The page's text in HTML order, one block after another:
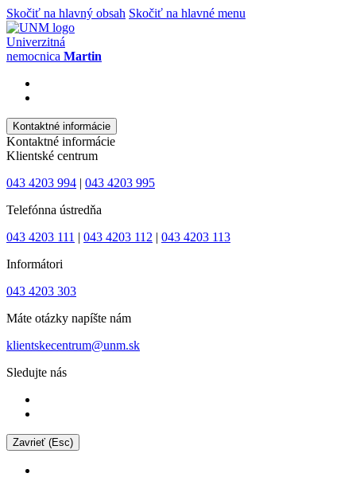
Skočiť na hlavný obsah Skočiť na hlavné menu
Univerzitná
nemocnica Martin
Kontaktné informácie
Kontaktné informácie
Klientské centrum
043 4203 994 | 043 4203 995
Telefónna ústredňa
043 4203 111 | 043 4203 112 | 043 4203 113
Informátori
043 4203 303
Máte otázky napíšte nám
klientskecentrum@unm.sk
Sledujte nás
Zavrieť (Esc)